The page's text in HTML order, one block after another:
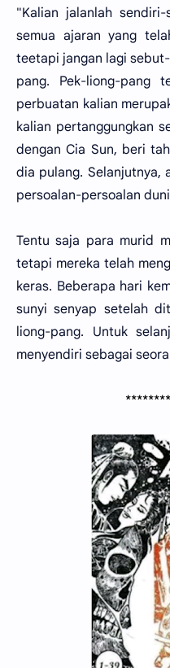
"Kalian jalanlah
semua ajaran yang
teetapi jangan lagi
pang. Pek-liong-pang
perbuatan kalian
kalian pertanggungkan
dengan Cia Sun, beri
dia pulang. Selanjutnya,
persoalan-persoalan
Tentu saja para murid
tetapi mereka telah
keras. Beberapa hari
sunyi senyap setelah
liong-pang. Untuk
menyendiri sebagai